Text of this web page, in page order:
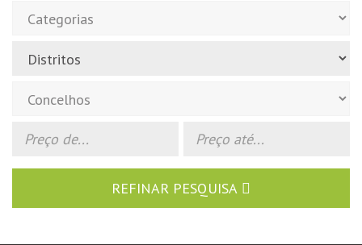
REFINAR PESQUISA